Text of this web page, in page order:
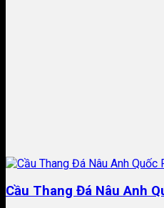
Cầu Thang Đá Nâu Anh